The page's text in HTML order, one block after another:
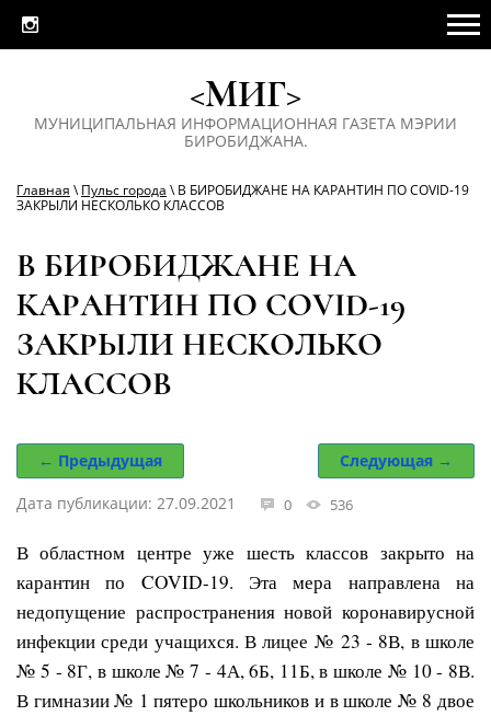
<МИГ>
МУНИЦИПАЛЬНАЯ ИНФОРМАЦИОННАЯ ГАЗЕТА МЭРИИ
БИРОБИДЖАНА.
Главная \Пульс города \ В БИРОБИДЖАНЕ НА КАРАНТИН ПО COVID-19
ЗАКРЫЛИ НЕСКОЛЬКО КЛАССОВ
В БИРОБИДЖАНЕ НА
КАРАНТИН ПО COVID-19
ЗАКРЫЛИ НЕСКОЛЬКО
КЛАССОВ
← Предыдущая Следующая →
Дата публикации: 27.09.2021 0 536
В областном центре уже шесть классов закрыто на
карантин по COVID-19. Эта мера направлена на
недопущение распространения новой коронавирусной
инфекции среди учащихся. В лицее № 23 - 8В, в школе
№ 5 - 8Г, в школе № 7 - 4А, 6Б, 11Б, в школе № 10 - 8В.
В гимназии № 1 пятеро школьников и в школе № 8 двое